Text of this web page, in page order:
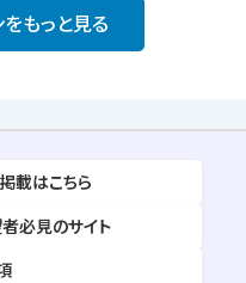
もっと見る
載はこちら
必見のサイト